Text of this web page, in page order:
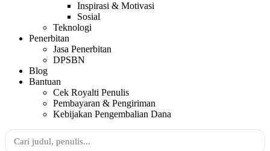
Inspirasi & Motivasi
Sosial
Teknologi
Penerbitan
Jasa Penerbitan
DPSBN
Blog
Bantuan
Cek Royalti Penulis
Pembayaran & Pengiriman
Kebijakan Pengembalian Dana